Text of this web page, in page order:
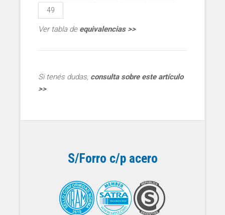
49
Ver tabla de equivalencias >>
Si tenés dudas, consulta sobre este artículo
>>
S/Forro c/p acero